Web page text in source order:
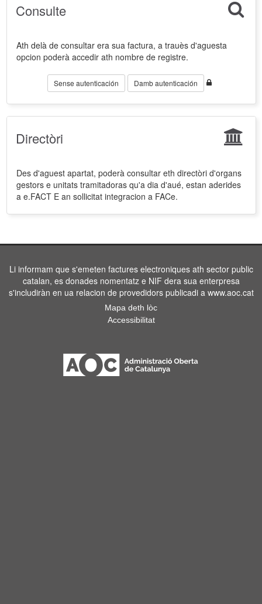
Consulte
Ath delà de consultar era sua factura, a trauès d'aguesta
opcion poderà accedir ath nombre de registre.
Sense autenticación Damb autenticación
Directòri
Des d'aguest apartat, poderà consultar eth directòri d'organs
gestors e unitats tramitadoras qu'a dia d'aué, estan aderides
a e.FACT E an sollicitat integracion a FACe.
Li informam que s'emeten factures electroniques ath sector public
catalan, es donades nomentatz e NIF dera sua enterpresa
s'includiràn en ua relacion de provedidors publicadi a www.aoc.cat
Mapa deth lòc
Accessibilitat